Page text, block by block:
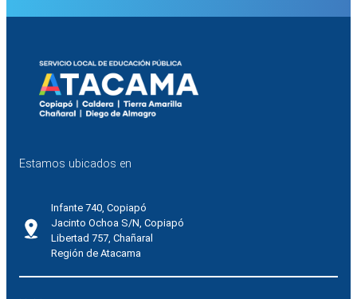
Estamos ubicados en
Infante 740, Copiapó
Jacinto Ochoa S/N, Copiapó
Libertad 757, Chañaral
Región de Atacama